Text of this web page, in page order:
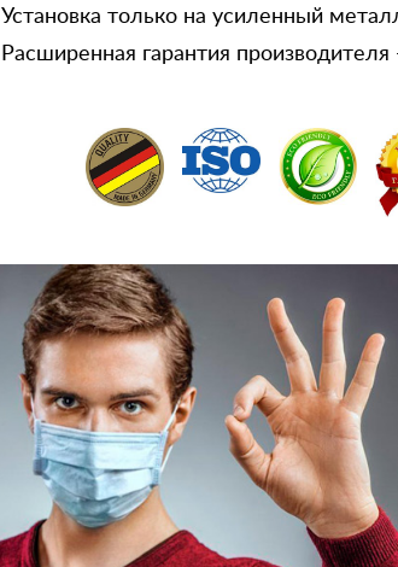
Установка только на усиленный
Расширенная гарантия производителя